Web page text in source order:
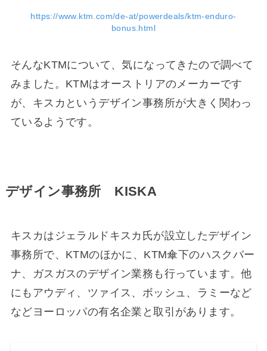
https://www.ktm.com/de-at/powerdeals/ktm-enduro-
bonus.html
そんなKTMについて、気になってきたので調べて
みました。KTMはオーストリアのメーカーです
が、キスカというデザイン事務所が大きく関わっ
ているようです。
デザイン事務所 KISKA
キスカはジェラルドキスカ氏が設立したデザイン
事務所で、KTMのほかに、KTM傘下のハスクバー
ナ、ガスガスのデザイン業務も行っています。他
にもアウディ、ツァイス、ボッシュ、ラミーなど
などヨーロッパの有名企業と取引があります。